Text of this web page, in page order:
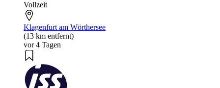
Vollzeit
Klagenfurt am Wörthersee
(13 km entfernt)
vor 4 Tagen